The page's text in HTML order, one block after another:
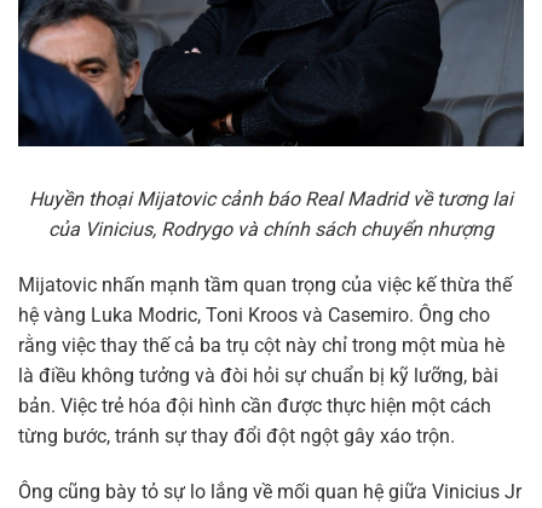
Huyền thoại Mijatovic cảnh báo Real Madrid về tương lai
của Vinicius, Rodrygo và chính sách chuyển nhượng
Mijatovic nhấn mạnh tầm quan trọng của việc kế thừa thế
hệ vàng Luka Modric, Toni Kroos và Casemiro. Ông cho
rằng việc thay thế cả ba trụ cột này chỉ trong một mùa hè
là điều không tưởng và đòi hỏi sự chuẩn bị kỹ lưỡng, bài
bản. Việc trẻ hóa đội hình cần được thực hiện một cách
từng bước, tránh sự thay đổi đột ngột gây xáo trộn.
Ông cũng bày tỏ sự lo lắng về mối quan hệ giữa Vinicius Jr